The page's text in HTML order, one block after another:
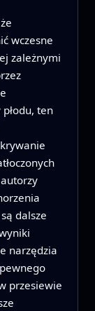
wczesne
zależnymi
ten
dalsze
narzędzia
przesiewie